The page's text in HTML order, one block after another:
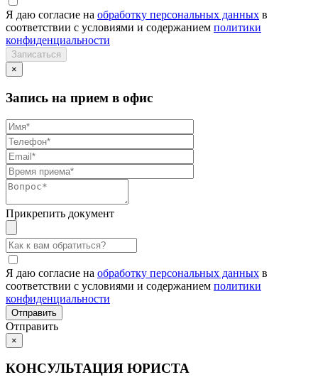
Я даю согласие на обработку персональных данных в
соответствии с условиями и содержанием политики
конфиденциальности
×
Запись на прием в офис
Прикрепить документ
Я даю согласие на обработку персональных данных в
соответствии с условиями и содержанием политики
конфиденциальности
Отправить
×
КОНСУЛЬТАЦИЯ ЮРИСТА